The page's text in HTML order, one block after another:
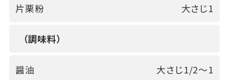
片栗粉 大さじ1
（調味料）
醤油 大さじ1/2～1